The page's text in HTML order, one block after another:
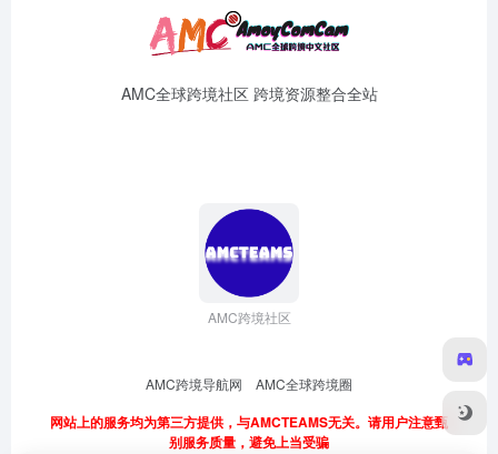
AMC全球跨境社区 跨境资源整合全站
AMC跨境社区
AMC跨境导航网 AMC全球跨境圈
网站上的服务均为第三方提供，与AMCTEAMS无关。请用户注意甄
别服务质量，避免上当受骗